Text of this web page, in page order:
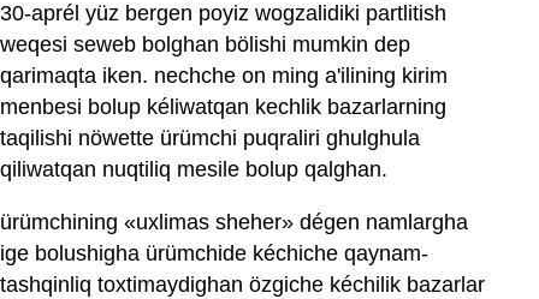
30-aprél yüz bergen poyiz wogzalidiki partlitish
weqesi seweb bolghan bölishi mumkin dep
qarimaqta iken. nechche on ming a'ilining kirim
menbesi bolup kéliwatqan kechlik bazarlarning
taqilishi nöwette ürümchi puqraliri ghulghula
qiliwatqan nuqtiliq mesile bolup qalghan.
ürümchining «uxlimas sheher» dégen namlargha
ige bolushigha ürümchide kéchiche qaynam-
tashqinliq toxtimaydighan özgiche kéchilik bazarlar